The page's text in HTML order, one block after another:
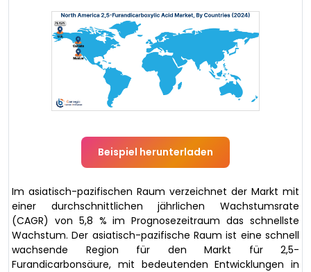
Beispiel herunterladen
Im asiatisch-pazifischen Raum verzeichnet der Markt mit
einer durchschnittlichen jährlichen Wachstumsrate
(CAGR) von 5,8 % im Prognosezeitraum das schnellste
Wachstum. Der asiatisch-pazifische Raum ist eine schnell
wachsende Region für den Markt für 2,5-
Furandicarbonsäure, mit bedeutenden Entwicklungen in